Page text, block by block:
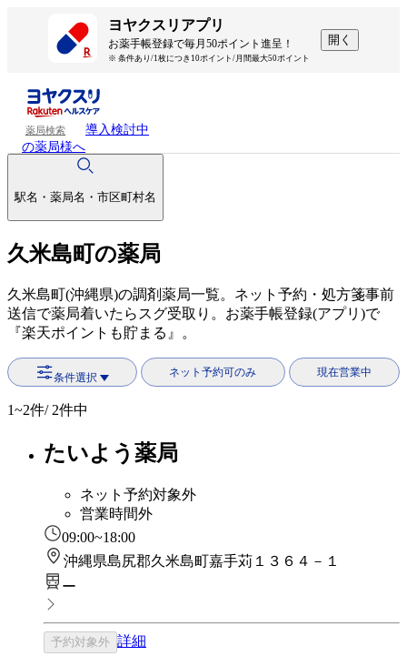
ヨヤクスリアプリ
お薬手帳登録で毎月50ポイント進呈！
※ 条件あり/1枚につき10ポイント/月間最大50ポイント
開く
薬局検索
導入検討中
の薬局様へ
駅名・薬局名・市区町村名
久米島町の薬局
久米島町(沖縄県)の調剤薬局一覧。ネット予約・処方箋事前
送信で薬局着いたらスグ受取り。お薬手帳登録(アプリ)で
『楽天ポイントも貯まる』。
条件選択 ネット予約可のみ 現在営業中
1~2件/ 2件中
たいよう薬局
ネット予約対象外
営業時間外
09:00~18:00
沖縄県島尻郡久米島町嘉手苅１３６４－１
ー
予約対象外 詳細